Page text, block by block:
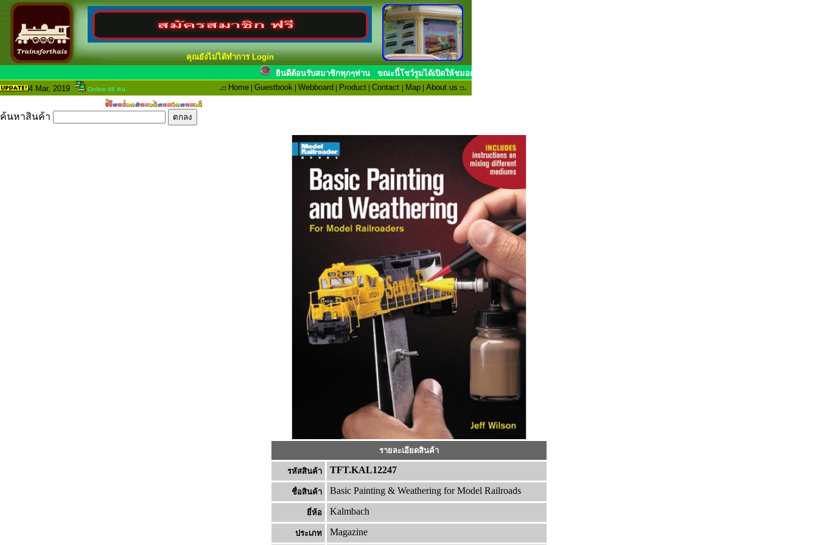
คุณยังไม่ได้ทำการ Login
ยินดีต้อนรับสมาชิกทุกๆท่าน ขณะนี้โชว์รูมได้เปิดให้ชมอย่างเป็นทางการแล้วขอเชิญทุกๆ ท่านเ
4 Mar, 2019 Online 46 คน .:: Home | Guestbook | Webboard | Product | Contact | Map | About us ::.
ค้นหาสินค้า
รายละเอียดสินค้า
รหัสสินค้า TFT.KAL12247
ชื่อสินค้า Basic Painting & Weathering for Model Railroads
ยี่ห้อ Kalmbach
ประเภท Magazine